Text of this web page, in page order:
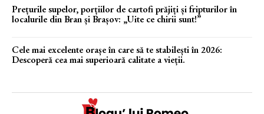
Prețurile supelor, porțiilor de cartofi prăjiți și fripturilor în
localurile din Bran și Brașov: „Uite ce chirii sunt!”
Cele mai excelente orașe în care să te stabilești în 2026:
Descoperă cea mai superioară calitate a vieții.